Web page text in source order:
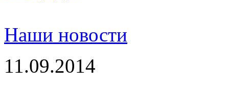
Наши новости
11.09.2014